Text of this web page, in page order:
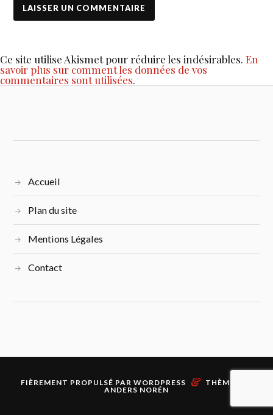
Ce site utilise Akismet pour réduire les indésirables. En
savoir plus sur comment les données de vos
commentaires sont utilisées.
Accueil
Plan du site
Mentions Légales
Contact
FIÈREMENT PROPULSÉ PAR WORDPRESS &
THÈME PAR
ANDERS NORÉN